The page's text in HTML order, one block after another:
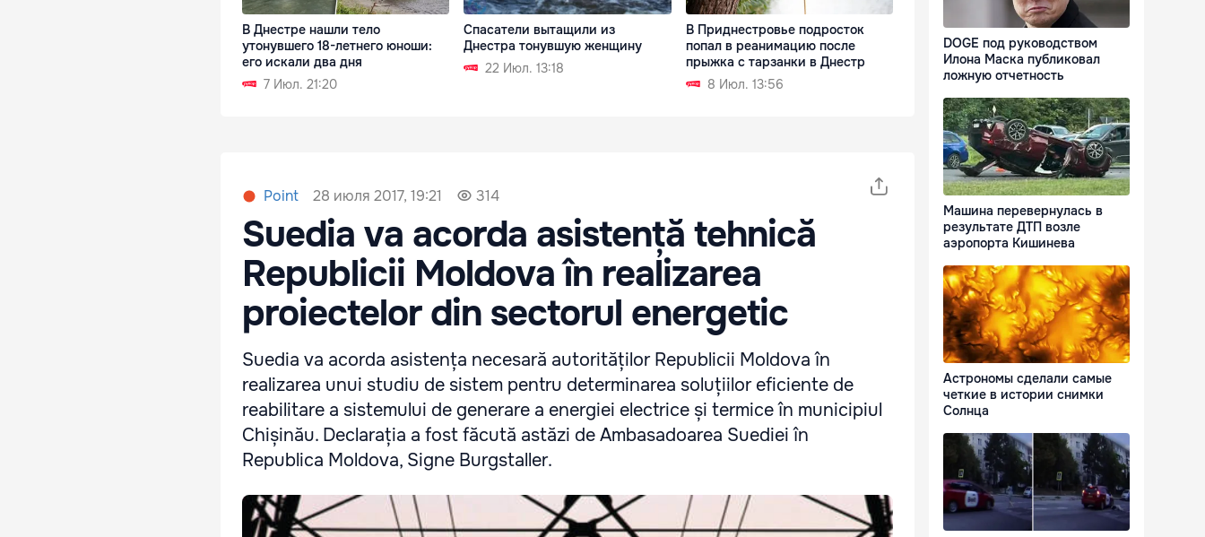
В Днестре нашли тело
утонувшего 18-летнего юноши:
его искали два дня
7 Июл. 21:20
Спасатели вытащили из
Днестра тонувшую женщину
22 Июл. 13:18
В Приднестровье подросток
попал в реанимацию после
прыжка с тарзанки в Днестр
8 Июл. 13:56
Point 28 июля 2017, 19:21 314
Suedia va acorda asistență tehnică
Republicii Moldova în realizarea
proiectelor din sectorul energetic
Suedia va acorda asistența necesară autorităților Republicii Moldova în
realizarea unui studiu de sistem pentru determinarea soluțiilor eficiente de
reabilitare a sistemului de generare a energiei electrice și termice în municipiul
Chișinău. Declarația a fost făcută astăzi de Ambasadoarea Suediei în
Republica Moldova, Signe Burgstaller.
DOGE под руководством
Илона Маска публиковал
ложную отчетность
Машина перевернулась в
результате ДТП возле
аэропорта Кишинева
Астрономы сделали самые
четкие в истории снимки
Солнца